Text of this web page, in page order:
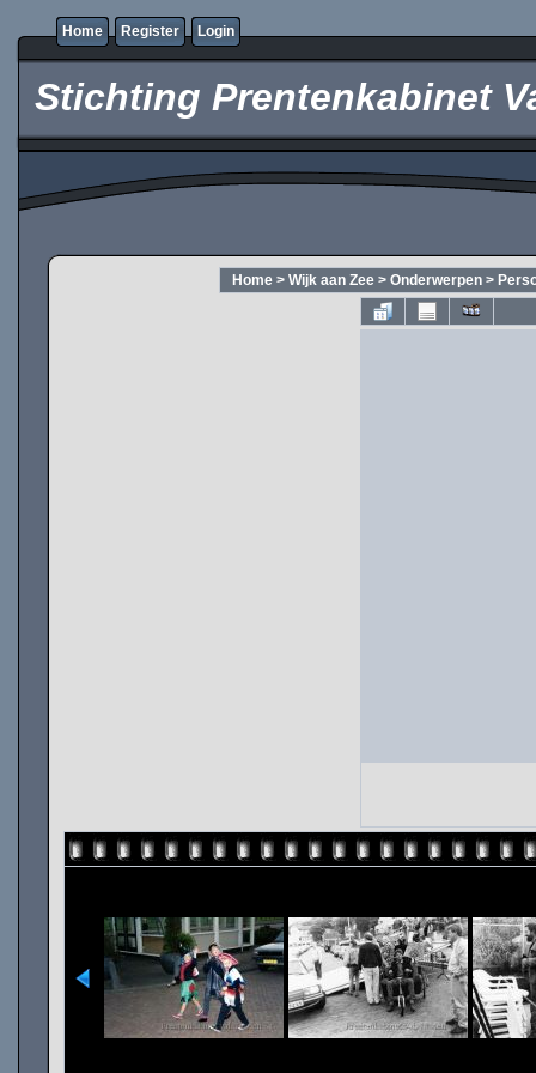
Home Register Login
Stichting Prentenkabinet
Home > Wijk aan Zee > Onderwerpen >